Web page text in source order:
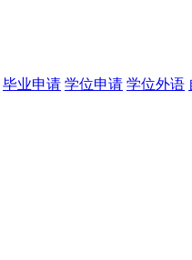
毕业申请 学位申请 学位外语